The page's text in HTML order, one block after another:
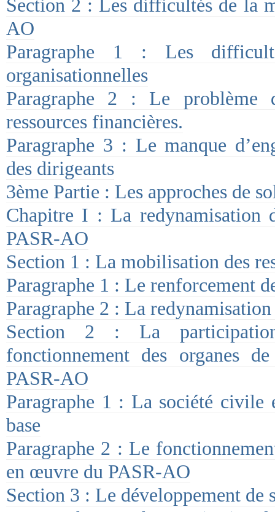
Section 2 : Les difficultés de la
AO
Paragraphe 1 : Les
organisationnelles
Paragraphe 2 : Le problème
ressources financières.
Paragraphe 3 : Le manque
des dirigeants
3ème Partie : Les approches de
Chapitre I : La redynamisation
PASR-AO
Section 1 : La mobilisation des
Paragraphe 1 : Le renforcement
Paragraphe 2 : La
Section 2 : La
fonctionnement des organes
PASR-AO
Paragraphe 1 : La société civile
base
Paragraphe 2 : Le
en œuvre du PASR-AO
Section 3 : Le développement de